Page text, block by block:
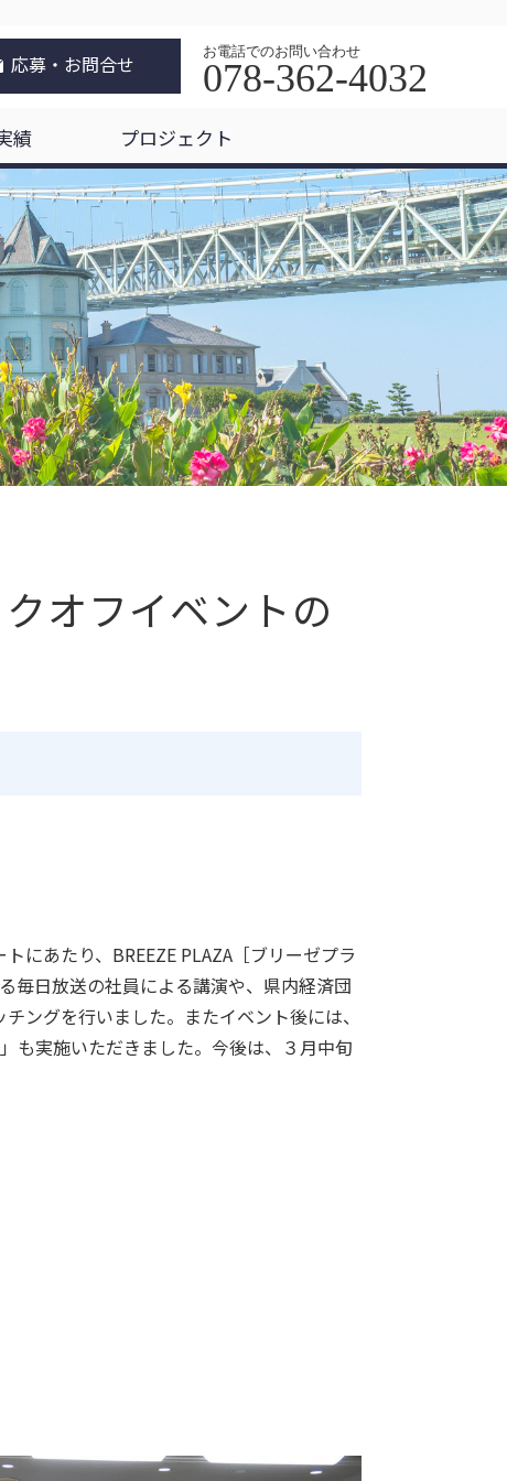
応募・お問合せ お電話でのお問い合わせ
078-362-4032
績 プロジェクト
オフイベントの
にあたり、BREEZE PLAZA［ブリーゼプラ
毎日放送の社員による講演や、県内経済団
ングを行いました。またイベント後には、
も実施いただきました。今後は、３月中旬